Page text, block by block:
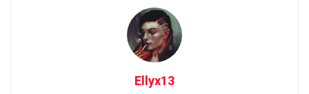
Ellyx13